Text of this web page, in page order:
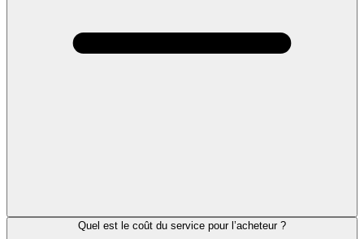
Quel est le coût du service pour l’acheteur ?